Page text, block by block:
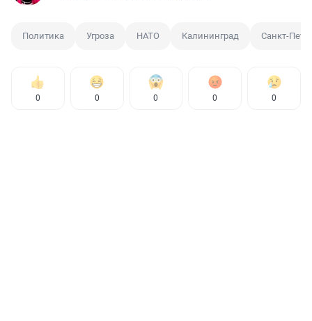
Политика Угроза НАТО Калининград Санкт-
0 0 0 0 0